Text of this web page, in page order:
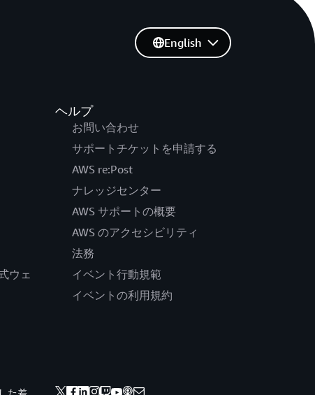
ウェ
ヘルプ
お問い合わせ
サポートチケットを申請する
AWS re:Post
ナレッジセンター
AWS サポートの概要
AWS のアクセシビリティ
法務
イベント行動規範
イベントの利用規約
English
た差